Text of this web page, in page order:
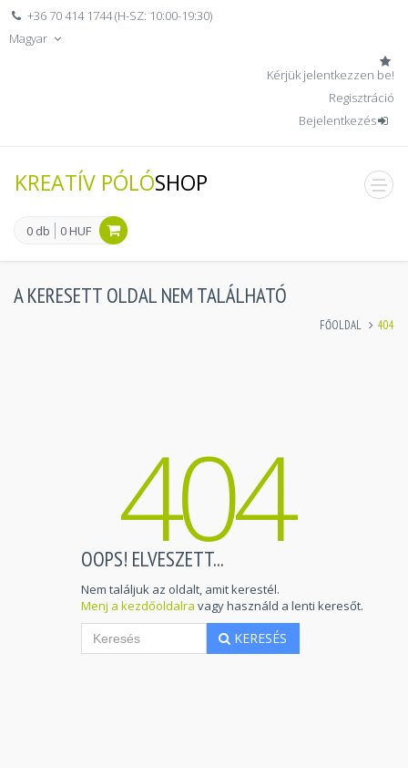
+36 70 414 1744 (H-SZ: 10:00-19:30)
Magyar
Kérjük jelentkezzen be!
Regisztráció
Bejelentkezés
KREATÍV PÓLÓSHOP
0 db 0 HUF
A KERESETT OLDAL NEM TALÁLHATÓ
FŐOLDAL 404
404
OOPS! ELVESZETT...
Nem találjuk az oldalt, amit kerestél.
Menj a kezdőoldalra vagy használd a lenti keresőt.
KERESÉS